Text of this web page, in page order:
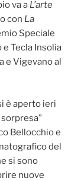
va a L’arte
con La
Speciale
Tecla Insolia
e Vigevano al
è aperto ieri
Bellocchio e
del
si sono
nuove